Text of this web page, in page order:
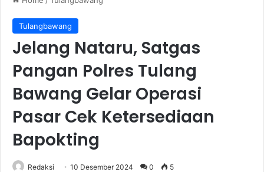
Tulangbawang
Jelang Nataru, Satgas
Pangan Polres Tulang
Bawang Gelar Operasi
Pasar Cek Ketersediaan
Bapokting
Redaksi 10 Desember 2024 0 5